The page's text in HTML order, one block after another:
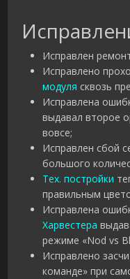
Исправлен
Исправлено
модуля сквозь
Исправлена
выдавал второе
вовсе;
Исправлен сбой
большого
Тех. постройки
правильным
Исправлена
Харвестера
режиме «Nod vs
Исправлено
команде» при